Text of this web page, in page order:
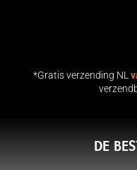
*Gratis verzending NL
DE